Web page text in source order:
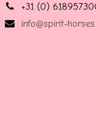
+31 (0)
info@spirit-